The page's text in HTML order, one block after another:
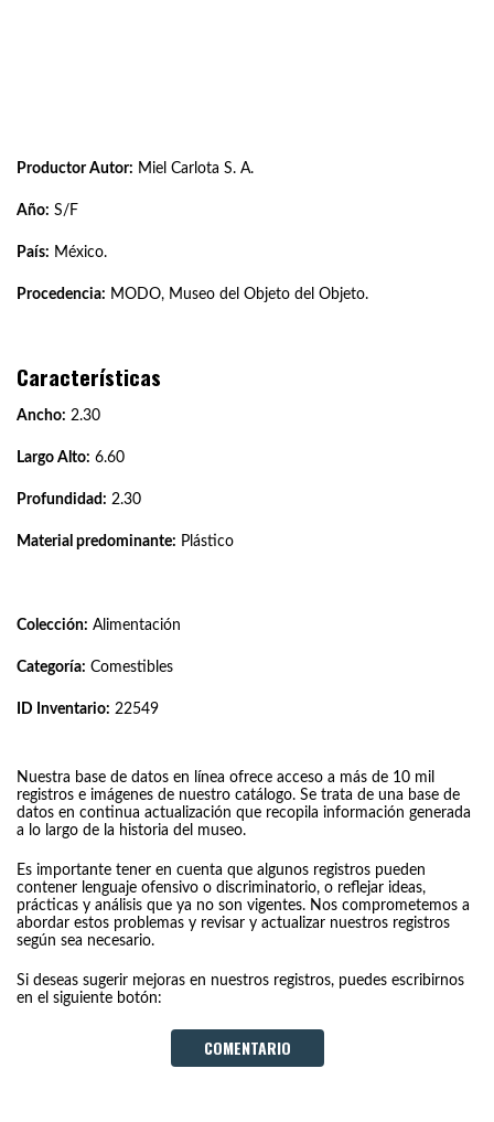
Productor Autor: Miel Carlota S. A.
Año: S/F
País: México.
Procedencia: MODO, Museo del Objeto del Objeto.
Características
Ancho: 2.30
Largo Alto: 6.60
Profundidad: 2.30
Material predominante: Plástico
Colección: Alimentación
Categoría: Comestibles
ID Inventario: 22549
Nuestra base de datos en línea ofrece acceso a más de 10 mil
registros e imágenes de nuestro catálogo. Se trata de una base de
datos en continua actualización que recopila información generada
a lo largo de la historia del museo.
Es importante tener en cuenta que algunos registros pueden
contener lenguaje ofensivo o discriminatorio, o reflejar ideas,
prácticas y análisis que ya no son vigentes. Nos comprometemos a
abordar estos problemas y revisar y actualizar nuestros registros
según sea necesario.
Si deseas sugerir mejoras en nuestros registros, puedes escribirnos
en el siguiente botón:
COMENTARIO